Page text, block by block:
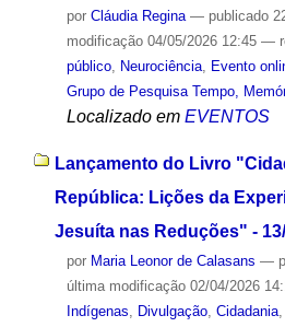
por Cláudia Regina — publicado
modificação04/05/2026 12:45 —
público, Neurociência, Evento
Grupo de Pesquisa Tempo,
Localizado em EVENTOS
Lançamento do Livro
República: Lições da
Jesuíta nas Reduções" -
por Maria Leonor de Calasans —
última modificação02/04/2026
Indígenas, Divulgação, Cidadania,